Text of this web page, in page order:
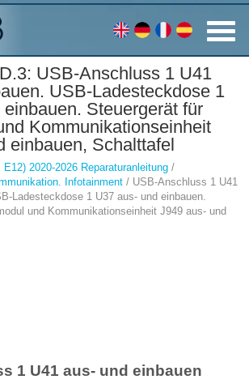
USB-Anschluss 1 U41
USB-Ladesteckdose 1
Steuergerät für
Kommunikationseinheit
einbauen, Schalttafel
2020-2026 Reparaturanleitung /
Infotainment / USB-Anschluss 1 U41
Ladesteckdose 1 U37 aus- und einbauen.
und Kommunikationseinheit J949 aus- und
1 U41 aus- und einbauen